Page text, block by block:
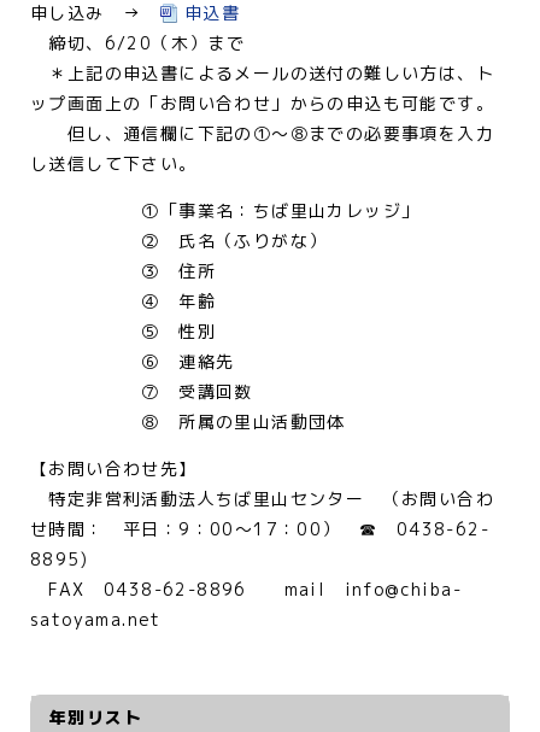
申し込み →
申込書
締切、6/20（木）まで
＊上記の申込書によるメールの送付の難しい方は、ト
ップ画面上の「お問い合わせ」からの申込も可能です。
但し、通信欄に下記の①～⑧までの必要事項を入力
し送信して下さい。
①「事業名：ちば里山カレッジ」
② 氏名（ふりがな）
③ 住所
④ 年齢
⑤ 性別
⑥ 連絡先
⑦ 受講回数
⑧ 所属の里山活動団体
【お問い合わせ先】
特定非営利活動法人ちば里山センター （お問い合わ
せ時間： 平日：9：00～17：00） ☎ 0438-62-
8895)
FAX 0438-62-8896 mail info@chiba-
satoyama.net
年別リスト